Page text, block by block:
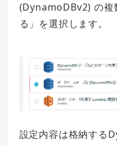
(DynamoDBv2) の複
る」を選択します。
設定内容は格納する